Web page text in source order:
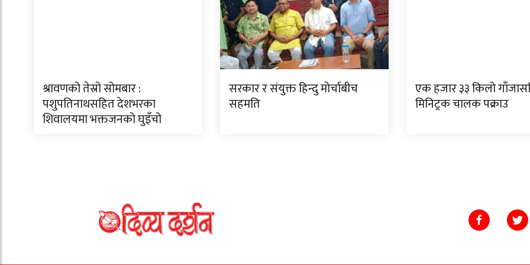
श्रावणको तेस्रो सोमबार :
पशुपतिनाथसहित देशभरका
शिवालयमा भक्तजनको घुइँचो
सरकार र संयुक्त हिन्दु मोर्चाबीच
सहमति
एक हजार ३३ किलो
मिनिट्रक चालक पक्राउ